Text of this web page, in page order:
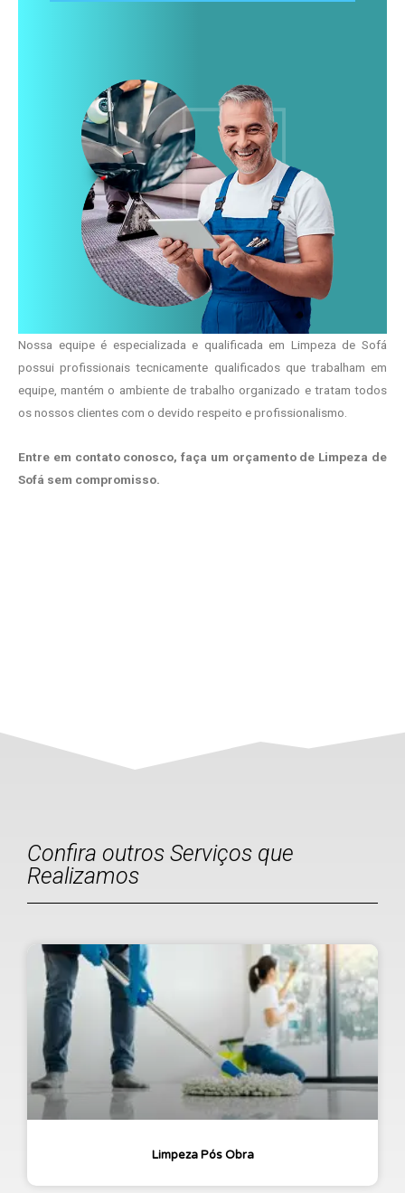
Nossa equipe é especializada e qualificada em Limpeza de Sofá
possui profissionais tecnicamente qualificados que trabalham em
equipe, mantém o ambiente de trabalho organizado e tratam todos
os nossos clientes com o devido respeito e profissionalismo.
Entre em contato conosco, faça um orçamento de Limpeza de
Sofá sem compromisso.
Confira outros Serviços que
Realizamos
Limpeza Pós Obra